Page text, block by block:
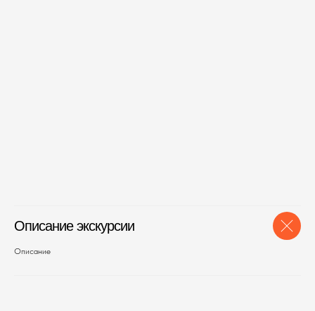
Описание экскурсии
Описание